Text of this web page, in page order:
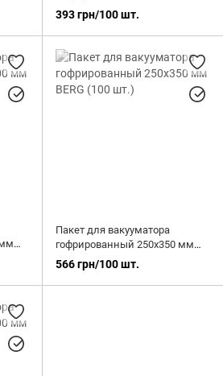
BERG (100 шт.)
393 грн/100 шт.
Пакет для вакууматора
гофрированный 250х350 мм
BERG (100 шт.)
566 грн/100 шт.